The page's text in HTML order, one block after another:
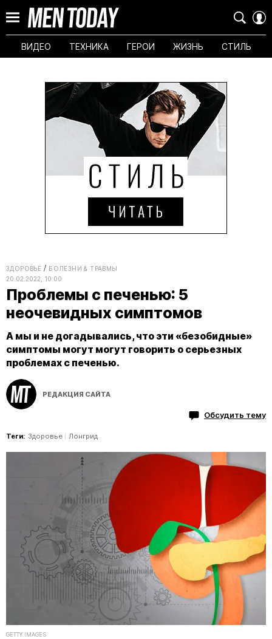
ВИДЕО ТЕХНИКА ГЕРОИ ЖИЗНЬ СТИЛЬ
ЗДОРОВЬЕ
БОЛЕЗНИ & ТРАВМЫ
20.02.2022, 10:00
Проблемы с печенью: 5
неочевидных симптомов
А мы и не догадывались, что эти «безобидные»
симптомы могут могут говорить о серьезных
проблемах с печенью.
РЕДАКЦИЯ САЙТА
Обсудить тему
Теги: Здоровье Лонгрид
GETTY IMAGES